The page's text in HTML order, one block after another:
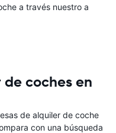
a través nuestro a
coches en
de alquiler de coche
con una búsqueda